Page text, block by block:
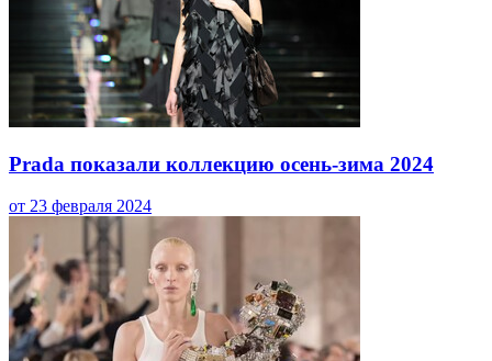
Prada показали коллекцию осень-зима 2024
от 23 февраля 2024